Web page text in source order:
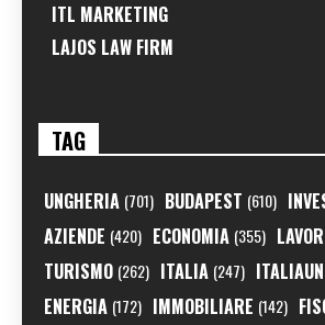
ITL MARKETING
LAJOS LAW FIRM
TAG
UNGHERIA (701) BUDAPEST (610)
AZIENDE (420) ECONOMIA (355)
TURISMO (262) ITALIA (247)
ENERGIA (172) IMMOBILIARE (142)